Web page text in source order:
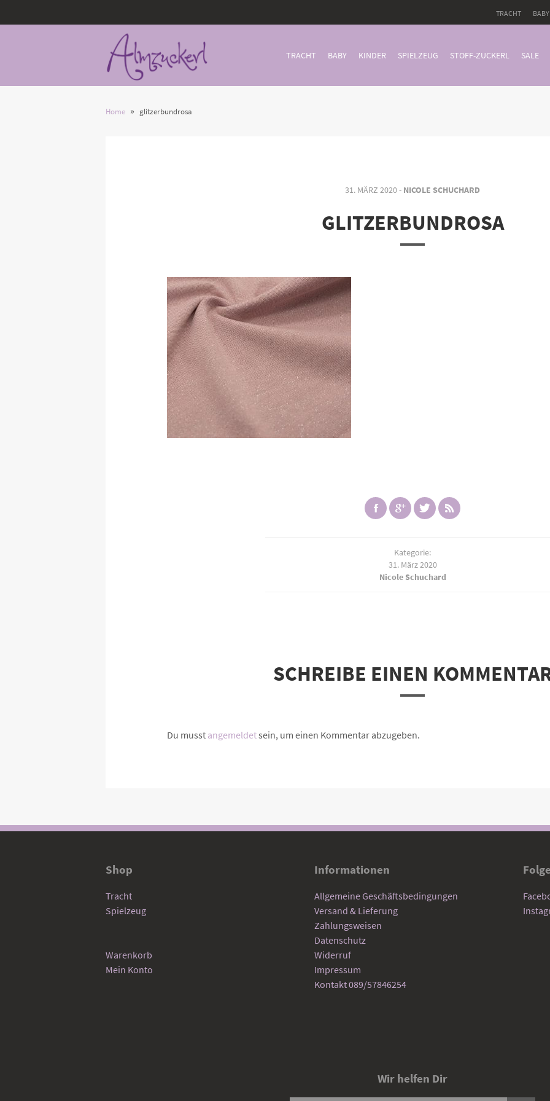
TRACHT BABY
TRACHT BABY KINDER SPIELZEUG STOFF-ZUCKERL SALE
Home » glitzerbundrosa
31. MÄRZ 2020 - NICOLE SCHUCHARD
GLITZERBUNDROSA
Kategorie:
31. März 2020
Nicole Schuchard
SCHREIBE EINEN
Du musst angemeldetsein, um einen Kommentar abzugeben.
Shop
Tracht
Spielzeug
Warenkorb
Mein Konto
Informationen
Allgemeine Geschäftsbedingungen
Versand & Lieferung
Zahlungsweisen
Datenschutz
Widerruf
Impressum
Kontakt 089/57846254
Wir helfen Dir